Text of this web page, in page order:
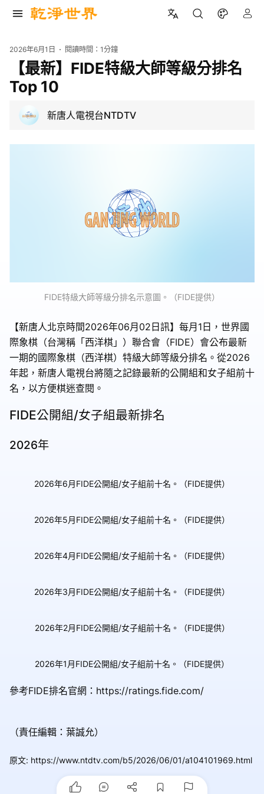
2026年6月1日 閱讀時間：1分鐘
【最新】FIDE特級大師等級分排名
Top 10
新唐人電視台NTDTV
FIDE特級大師等級分排名示意圖。（FIDE提供）
【新唐人北京時間2026年06月02日訊】每月1日，世界國
際象棋（台灣稱「西洋棋」）聯合會（FIDE）會公布最新
一期的國際象棋（西洋棋）特級大師等級分排名。從2026
年起，新唐人電視台將隨之記錄最新的公開組和女子組前十
名，以方便棋迷查閱。
FIDE公開組/女子組最新排名
2026年
2026年6月FIDE公開組/女子組前十名。（FIDE提供）
2026年5月FIDE公開組/女子組前十名。（FIDE提供）
2026年4月FIDE公開組/女子組前十名。（FIDE提供）
2026年3月FIDE公開組/女子組前十名。（FIDE提供）
2026年2月FIDE公開組/女子組前十名。（FIDE提供）
2026年1月FIDE公開組/女子組前十名。（FIDE提供）
參考FIDE排名官網：https://ratings.fide.com/
（責任編輯：葉誠允）
原文: https://www.ntdtv.com/b5/2026/06/01/a104101969.html